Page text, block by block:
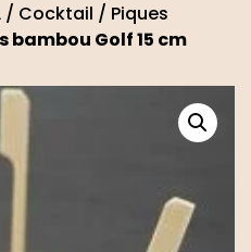
/ Cocktail / Piques
bambou Golf 15 cm